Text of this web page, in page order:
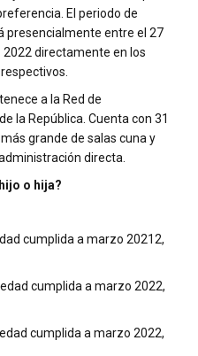
El periodo de
presencialmente entre el 27
2022 directamente en los
a la Red de
la República. Cuenta con 31
grande de salas cuna y
directa.
o hija?
cumplida a marzo 20212,
cumplida a marzo 2022,
cumplida a marzo 2022,